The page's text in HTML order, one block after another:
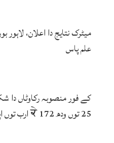
علم پاس
کے فور منصوبہ رکاوٹاں دا
25 توں ودھ ਕੇ 172 ارب توں اپڑ گئی